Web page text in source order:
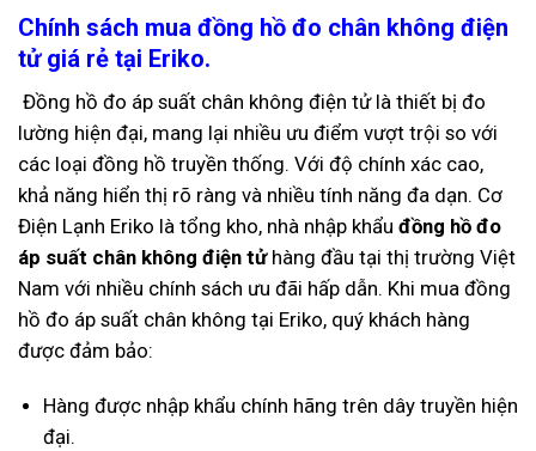
Chính sách mua đồng hồ đo chân không điện
tử giá rẻ tại Eriko.
Đồng hồ đo áp suất chân không điện tử là thiết bị đo
lường hiện đại, mang lại nhiều ưu điểm vượt trội so với
các loại đồng hồ truyền thống. Với độ chính xác cao,
khả năng hiển thị rõ ràng và nhiều tính năng đa dạn. Cơ
Điện Lạnh Eriko là tổng kho, nhà nhập khẩu đồng hồ đo
áp suất chân không điện tửhàng đầu tại thị trường Việt
Nam với nhiều chính sách ưu đãi hấp dẫn. Khi mua đồng
hồ đo áp suất chân không tại Eriko, quý khách hàng
được đảm bảo:
Hàng được nhập khẩu chính hãng trên dây truyền hiện
đại.